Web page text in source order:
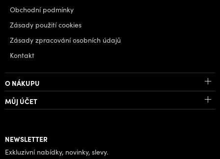
Obchodní podmínky
Zásady použití cookies
Zásady zpracování osobních údajů
Kontakt
O NÁKUPU
MŮJ ÚČET
NEWSLETTER
Exkluzivní nabídky, novinky, slevy.